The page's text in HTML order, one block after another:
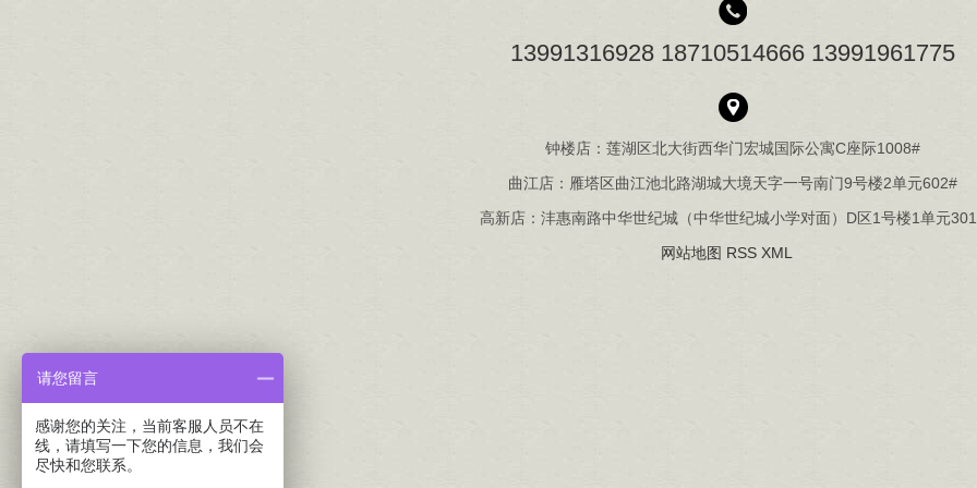
13991316928 18710514666 13991961775
钟楼店：莲湖区北大街西华门宏城国际公寓C座际1008#
曲江店：雁塔区曲江池北路湖城大境天字一号南门9号楼2单元602#
高新店：沣惠南路中华世纪城（中华世纪城小学对面）D区1号楼1单元
网站地图 RSS XML
请您留言
感谢您的关注，当前客服人员不在
线，请填写一下您的信息，我们会
尽快和您联系。